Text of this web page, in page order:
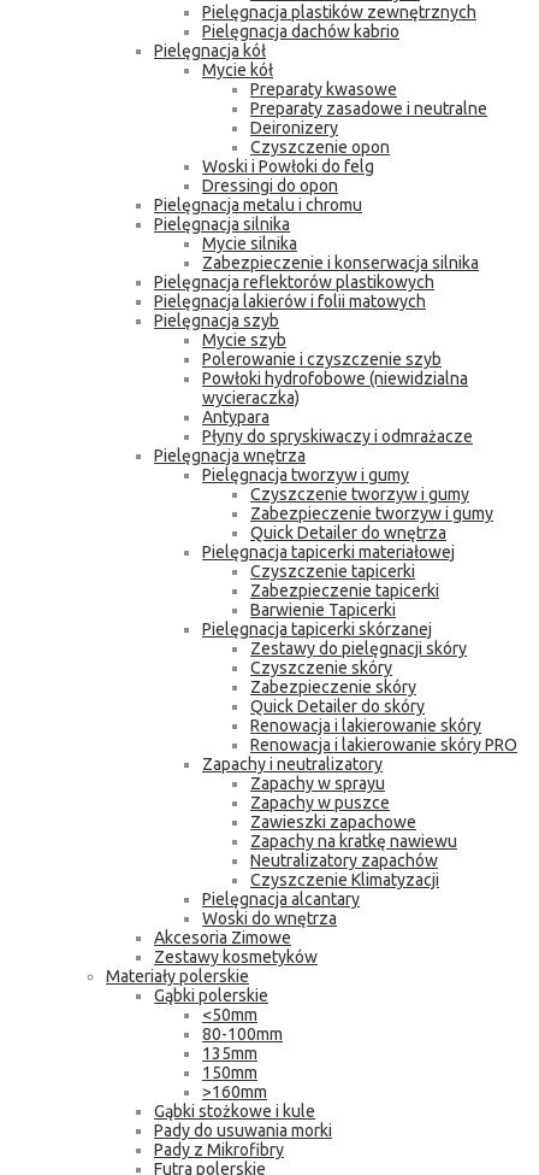
Pielęgnacja plastików zewnętrznych
Pielęgnacja dachów kabrio
Pielęgnacja kół
Mycie kół
Preparaty kwasowe
Preparaty zasadowe i neutralne
Deironizery
Czyszczenie opon
Woski i Powłoki do felg
Dressingi do opon
Pielęgnacja metalu i chromu
Pielęgnacja silnika
Mycie silnika
Zabezpieczenie i konserwacja silnika
Pielęgnacja reflektorów plastikowych
Pielęgnacja lakierów i folii matowych
Pielęgnacja szyb
Mycie szyb
Polerowanie i czyszczenie szyb
Powłoki hydrofobowe (niewidzialna
wycieraczka)
Antypara
Płyny do spryskiwaczy i odmrażacze
Pielęgnacja wnętrza
Pielęgnacja tworzyw i gumy
Czyszczenie tworzyw i gumy
Zabezpieczenie tworzyw i gumy
Quick Detailer do wnętrza
Pielęgnacja tapicerki materiałowej
Czyszczenie tapicerki
Zabezpieczenie tapicerki
Barwienie Tapicerki
Pielęgnacja tapicerki skórzanej
Zestawy do pielęgnacji skóry
Czyszczenie skóry
Zabezpieczenie skóry
Quick Detailer do skóry
Renowacja i lakierowanie skóry
Renowacja i lakierowanie skóry PRO
Zapachy i neutralizatory
Zapachy w sprayu
Zapachy w puszce
Zawieszki zapachowe
Zapachy na kratkę nawiewu
Neutralizatory zapachów
Czyszczenie Klimatyzacji
Pielęgnacja alcantary
Woski do wnętrza
Akcesoria Zimowe
Zestawy kosmetyków
Materiały polerskie
Gąbki polerskie
<50mm
80-100mm
135mm
150mm
>160mm
Gąbki stożkowe i kule
Pady do usuwania morki
Pady z Mikrofibry
Futra polerskie